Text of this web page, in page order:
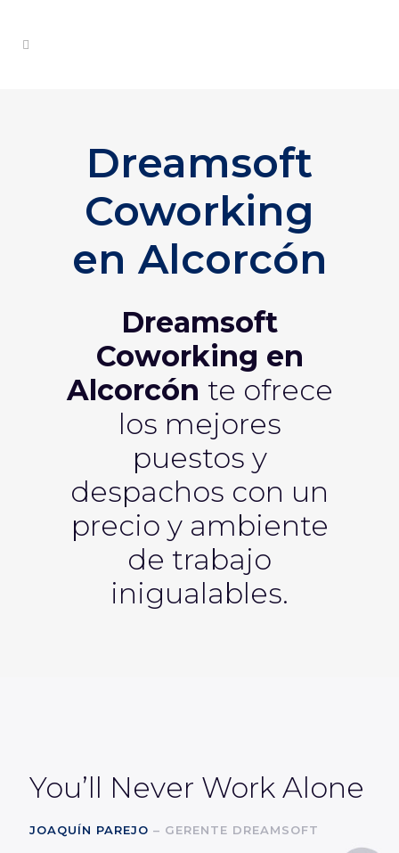
Dreamsoft
Coworking
en Alcorcón
Dreamsoft
Coworking en
Alcorcón te ofrece
los mejores
puestos y
despachos con un
precio y ambiente
de trabajo
inigualables.
You’ll Never Work Alone
JOAQUÍN PAREJO – GERENTE DREAMSOFT